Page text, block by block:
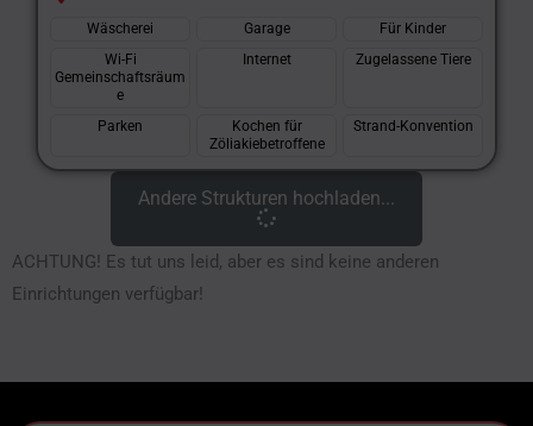
Wäscherei Garage
Für Kinder
Wi-Fi
Gemeinschaftsräum
e
Internet Zugelassene Tiere
Parken
Kochen für
Zöliakiebetroffene
Strand-Konvention
Andere Strukturen hochladen...
ACHTUNG! Es tut uns leid, aber es sind keine anderen
Einrichtungen verfügbar!